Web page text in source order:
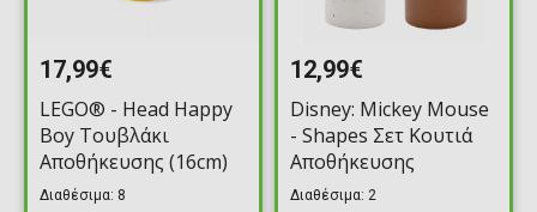
17,99€
LEGO® - Head Happy
Boy Τουβλάκι
Αποθήκευσης (16cm)
Διαθέσιμα: 8
12,99€
Disney: Mickey Mouse
- Shapes Σετ Κουτιά
Αποθήκευσης
Διαθέσιμα: 2